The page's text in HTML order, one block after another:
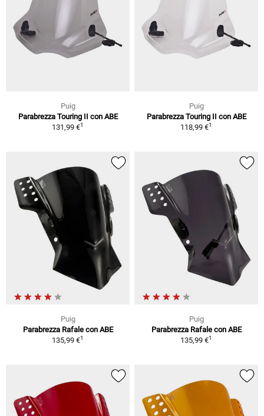
Puig
Parabrezza Touring II con ABE
131,99 €1
Puig
Parabrezza Touring II con ABE
118,99 €1
Puig
Parabrezza Rafale con ABE
135,99 €1
Puig
Parabrezza Rafale con ABE
135,99 €1